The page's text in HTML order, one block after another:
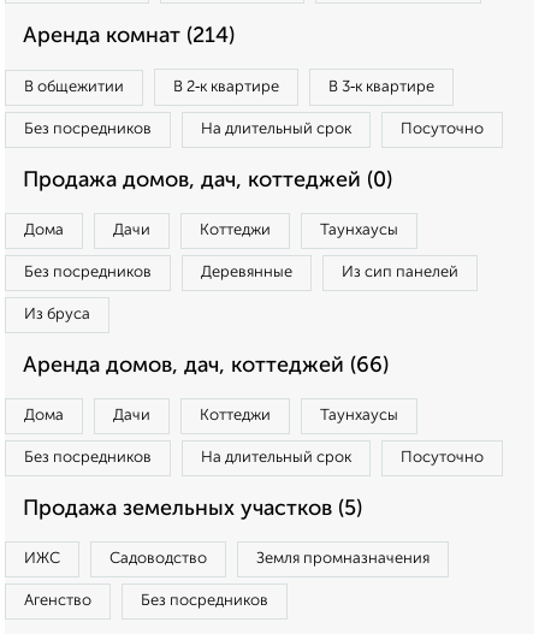
Аренда комнат (214)
В общежитии В 2‑к квартире В 3‑к квартире
Без посредников На длительный срок Посуточно
Продажа домов, дач, коттеджей (0)
Дома Дачи Коттеджи Таунхаусы
Без посредников Деревянные Из сип панелей
Из бруса
Аренда домов, дач, коттеджей (66)
Дома Дачи Коттеджи Таунхаусы
Без посредников На длительный срок Посуточно
Продажа земельных участков (5)
ИЖС Садоводство Земля промназначения
Агенство Без посредников